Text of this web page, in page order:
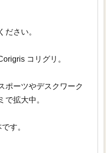
ださい。
コリグリ。
ポーツやデスクワーク
で拡大中。
す。